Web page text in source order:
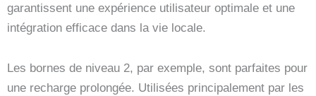
garantissent une expérience utilisateur optimale et une
intégration efficace dans la vie locale.
Les bornes de niveau 2, par exemple, sont parfaites pour
une recharge prolongée. Utilisées principalement par les